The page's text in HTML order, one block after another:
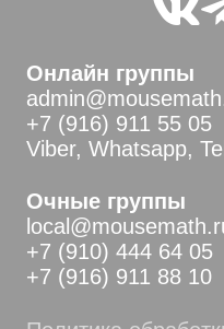
Онлайн группы
+7 (916) 911 55 05
Viber, Whatsapp,
Очные группы
+7 (910) 444 64 05
+7 (916) 911 88 10